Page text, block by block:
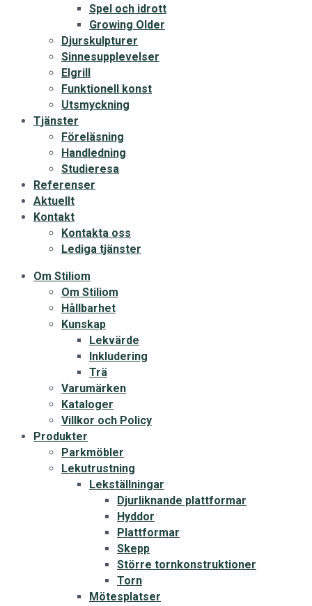
Spel och idrott
Growing Older
Djurskulpturer
Sinnesupplevelser
Elgrill
Funktionell konst
Utsmyckning
Tjänster
Föreläsning
Handledning
Studieresa
Referenser
Aktuellt
Kontakt
Kontakta oss
Lediga tjänster
Om Stiliom
Om Stiliom
Hållbarhet
Kunskap
Lekvärde
Inkludering
Trä
Varumärken
Kataloger
Villkor och Policy
Produkter
Parkmöbler
Lekutrustning
Lekställningar
Djurliknande plattformar
Hyddor
Plattformar
Skepp
Större tornkonstruktioner
Torn
Mötesplatser